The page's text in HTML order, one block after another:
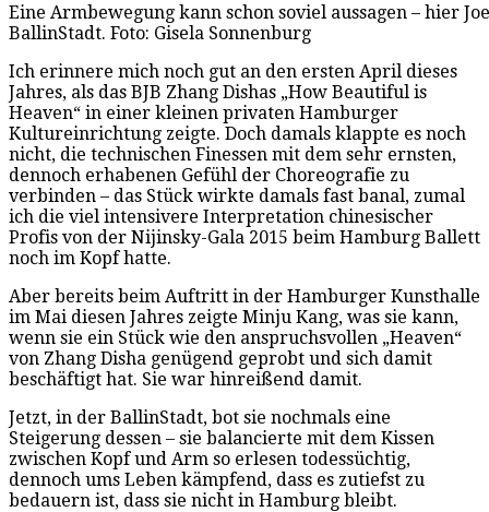
Eine Armbewegung kann schon soviel aussagen – hier
BallinStadt. Foto: Gisela Sonnenburg
Ich erinnere mich noch gut an den ersten April dieses
Jahres, als das BJB Zhang Dishas „How Beautiful is
Heaven“ in einer kleinen privaten Hamburger
Kultureinrichtung zeigte. Doch damals klappte es noch
nicht, die technischen Finessen mit dem sehr ernsten,
dennoch erhabenen Gefühl der Choreografie zu
verbinden – das Stück wirkte damals fast banal, zumal
ich die viel intensivere Interpretation chinesischer
Profis von der Nijinsky-Gala 2015 beim Hamburg Ballett
noch im Kopf hatte.
Aber bereits beim Auftritt in der Hamburger Kunsthalle
im Mai diesen Jahres zeigte Minju Kang, was sie kann,
wenn sie ein Stück wie den anspruchsvollen „Heaven“
von Zhang Disha genügend geprobt und sich damit
beschäftigt hat. Sie war hinreißend damit.
Jetzt, in der BallinStadt, bot sie nochmals eine
Steigerung dessen – sie balancierte mit dem Kissen
zwischen Kopf und Arm so erlesen todessüchtig,
dennoch ums Leben kämpfend, dass es zutiefst zu
bedauern ist, dass sie nicht in Hamburg bleibt.